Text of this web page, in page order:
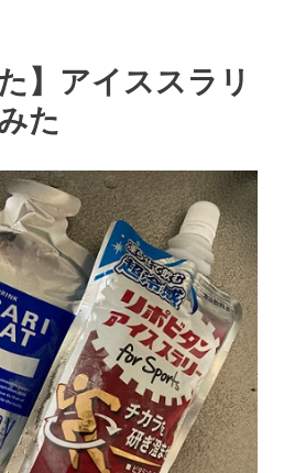
】アイススラリ
た